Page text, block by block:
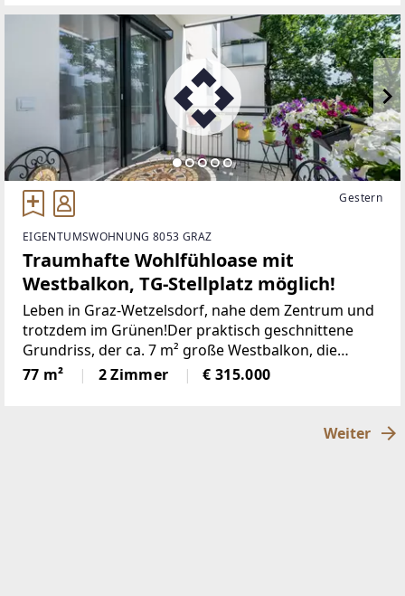
Gestern
EIGENTUMSWOHNUNG 8053 GRAZ
Traumhafte Wohlfühloase mit
Westbalkon, TG-Stellplatz möglich!
Leben in Graz-Wetzelsdorf, nahe dem Zentrum und
trotzdem im Grünen!Der praktisch geschnittene
Grundriss, der ca. 7 m² große Westbalkon, die
moderne Küche, die ruhige Siedlungslage, das
großzügige Kellerabteil, sind nur einige Highlights
77 m² 2 Zimmer € 315.000
Weiter